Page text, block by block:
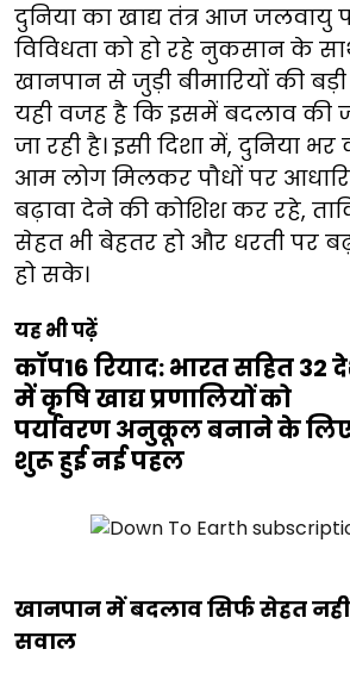
दुनिया का खाद्य तंत्र आज जलवायु
विविधता को हो रहे नुकसान के
खानपान से जुड़ी बीमारियों की
यही वजह है कि इसमें बदलाव
जा रही है। इसी दिशा में, दुनिया
आम लोग मिलकर पौधों पर
बढ़ावा देने की कोशिश कर रहे,
सेहत भी बेहतर हो और धरती पर
हो सके।
यह भी पढ़ें
कॉप16 रियाद: भारत सहित 32
में कृषि खाद्य प्रणालियों को
पर्यावरण अनुकूल बनाने के
शुरू हुई नई पहल
खानपान में बदलाव सिर्फ सेहत
सवाल